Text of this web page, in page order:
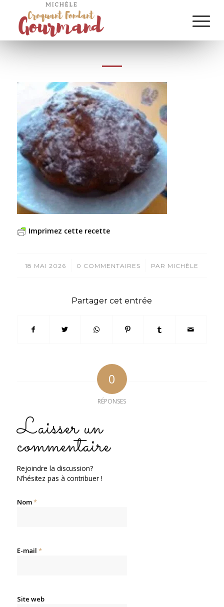
Imprimez cette recette
18 MAI 2026
/ 0 COMMENTAIRES
/ PAR MICHÈLE
Partager cet entrée
0
RÉPONSES
Laisser un
commentaire
Rejoindre la discussion?
N’hésitez pas à contribuer !
Nom*
E-mail *
Site web